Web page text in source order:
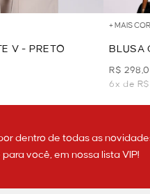
V - PRETO
+ MAIS
BLUSA
PRETO
R$
6x de
dentro de todas as
você, em nossa lista VIP!